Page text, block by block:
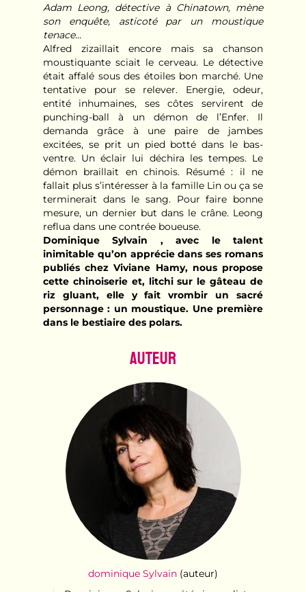
Adam Leong, détective à Chinatown, mène
son enquête, asticoté par un moustique
tenace...
Alfred zizaillait encore mais sa chanson
moustiquante sciait le cerveau. Le détective
était affalé sous des étoiles bon marché. Une
tentative pour se relever. Energie, odeur,
entité inhumaines, ses côtes servirent de
punching-ball à un démon de l’Enfer. Il
demanda grâce à une paire de jambes
excitées, se prit un pied botté dans le bas-
ventre. Un éclair lui déchira les tempes. Le
démon braillait en chinois. Résumé : il ne
fallait plus s’intéresser à la famille Lin ou ça se
terminerait dans le sang. Pour faire bonne
mesure, un dernier but dans le crâne. Leong
reflua dans une contrée boueuse.
Dominique Sylvain , avec le talent
inimitable qu’on apprécie dans ses romans
publiés chez Viviane Hamy, nous propose
cette chinoiserie et, litchi sur le gâteau de
riz gluant, elle y fait vrombir un sacré
personnage : un moustique. Une première
dans le bestiaire des polars.
Auteur
dominique Sylvain (auteur)